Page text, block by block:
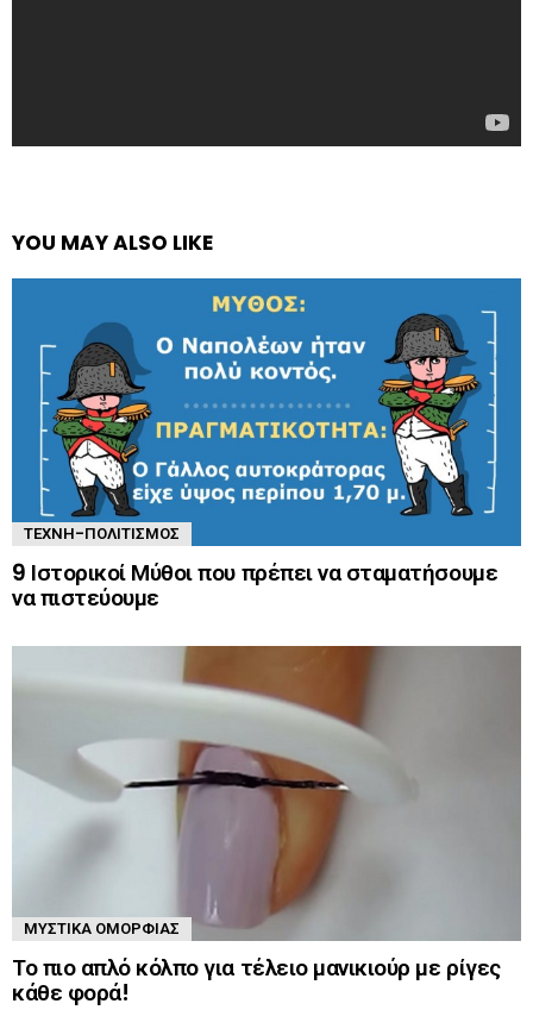
YOU MAY ALSO LIKE
ΤΈΧΝΗ-ΠΟΛΙΤΙΣΜΌΣ
9 Ιστορικοί Μύθοι που πρέπει να σταματήσουμε
να πιστεύουμε
ΜΥΣΤΙΚΆ ΟΜΟΡΦΙΆΣ
Το πιο απλό κόλπο για τέλειο μανικιούρ με ρίγες
κάθε φορά!